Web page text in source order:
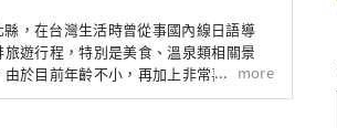
，在台灣生活時曾從事國內線日語導
遊行程，特別是美食、溫泉類相關景
於目前年齡不小，再加上非常喜歡去一
茶大叔」。
more